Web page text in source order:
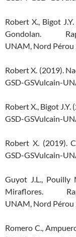
Robert X., Bigot
Gondolan.
UNAM, Nord Pérou
Robert X. (2019).
GSD-GSVulcain-
Robert X., Bigot
GSD-GSVulcain-
Robert X. (2019).
GSD-GSVulcain-
Guyot J.L., Pouilly
Miraflores.
UNAM, Nord Pérou
Romero C.,